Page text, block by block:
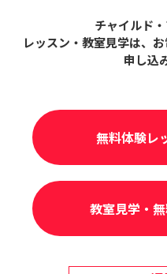
チャイルド
レッスン・教室見学は、
申し込
無料体験レ
教室見学・